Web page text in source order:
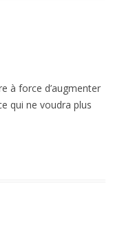
à force d’augmenter
qui ne voudra plus